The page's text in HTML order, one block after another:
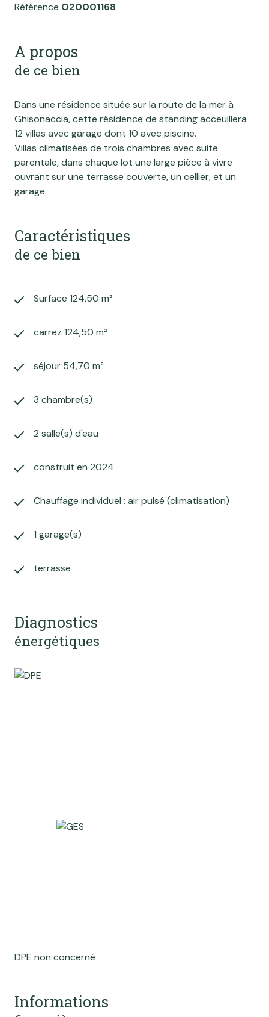
Référence O20001168
A propos
de ce bien
Dans une résidence située sur la route de la mer à
Ghisonaccia, cette résidence de standing acceuillera
12 villas avec garage dont 10 avec piscine.
Villas climatisées de trois chambres avec suite
parentale, dans chaque lot une large pièce à vivre
ouvrant sur une terrasse couverte, un cellier, et un
garage
Caractéristiques
de ce bien
Surface 124,50 m²
carrez 124,50 m²
séjour 54,70 m²
3 chambre(s)
2 salle(s) d'eau
construit en 2024
Chauffage individuel : air pulsé (climatisation)
1 garage(s)
terrasse
Diagnostics
énergétiques
DPE non concerné
Informations